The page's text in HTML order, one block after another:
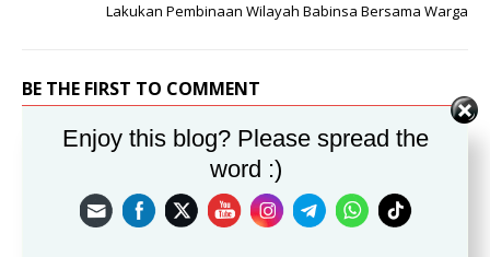
Lakukan Pembinaan Wilayah Babinsa Bersama Warga
BE THE FIRST TO COMMENT
Leave a Reply
Alamat email Anda tidak akan dipublikasikan.
Komentar
Enjoy this blog? Please spread the
word :)